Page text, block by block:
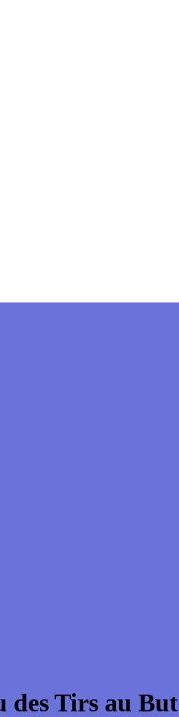
des Tirs au But